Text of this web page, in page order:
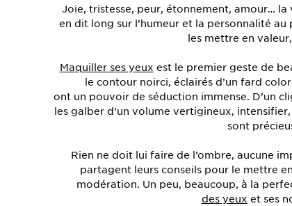
Joie, tristesse, peur, étonnement, amour…
en dit long sur l’humeur et la personnalité
les mettre en
Maquiller ses yeux est le premier geste de
le contour noirci, éclairés d’un fard
ont un pouvoir de séduction immense. D’un
les galber d’un volume vertigineux,
sont
Rien ne doit lui faire de l’ombre, aucune
partagent leurs conseils pour le mettre
modération. Un peu, beaucoup, à la
des yeux et ses